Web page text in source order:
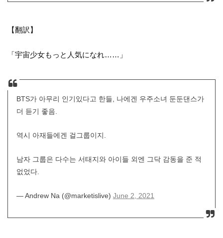
【翻訳】
「宇宙少女もっと人気になれ……」
BTS가 아무리 인기있다고 한들, 나에겐 우주소녀 둔둔댄스가
더 듣기 좋음.
역시 아재들에겐 걸그룹이지.
남자 그룹은 다수는 서태지와 아이들 외엔 그닥 감동을 준 적
없었다.
— Andrew Na (@marketislive) June 2, 2021